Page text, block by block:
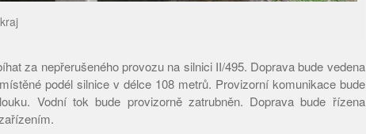
za nepřerušeného provozu na silnici II/495. Doprava bude vedena
podél silnice v délce 108 metrů. Provizorní komunikace bude
Vodní tok bude provizorně zatrubněn. Doprava bude řízena